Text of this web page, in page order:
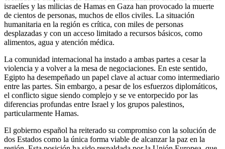
israelíes y las milicias de Hamas en Gaza han provocado la muerte
de cientos de personas, muchos de ellos civiles. La situación
humanitaria en la región es crítica, con miles de personas
desplazadas y con un acceso limitado a recursos básicos, como
alimentos, agua y atención médica.
La comunidad internacional ha instado a ambas partes a cesar la
violencia y a volver a la mesa de negociaciones. En este sentido,
Egipto ha desempeñado un papel clave al actuar como intermediario
entre las partes. Sin embargo, a pesar de los esfuerzos diplomáticos,
el conflicto sigue siendo complejo y se ve entorpecido por las
diferencias profundas entre Israel y los grupos palestinos,
particularmente Hamas.
El gobierno español ha reiterado su compromiso con la solución de
dos Estados como la única forma viable de alcanzar la paz en la